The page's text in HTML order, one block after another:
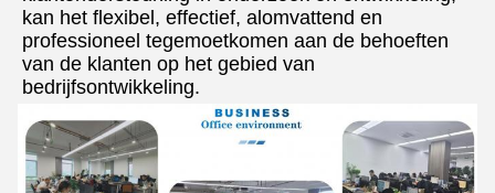
kan het flexibel, effectief, alomvattend en
professioneel tegemoetkomen aan de behoeften
van de klanten op het gebied van
bedrijfsontwikkeling.